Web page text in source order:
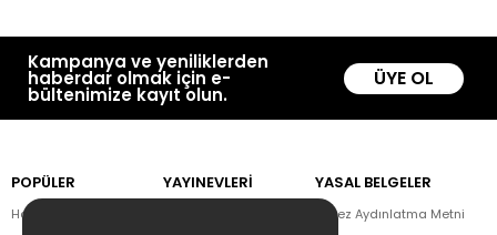
Kampanya ve yeniliklerden
haberdar olmak için e-
bültenimize kayıt olun.
ÜYE OL
POPÜLER
Hakkımızda
YAYINEVLERİ YASAL BELGELER
Çerez Aydınlatma Metni